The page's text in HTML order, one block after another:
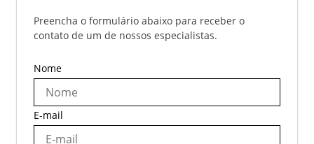
Preencha o formulário abaixo para receber o
contato de um de nossos especialistas.
Nome
E-mail